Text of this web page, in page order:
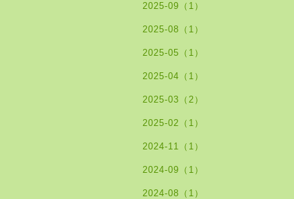
2025-09（1）
2025-08（1）
2025-05（1）
2025-04（1）
2025-03（2）
2025-02（1）
2024-11（1）
2024-09（1）
2024-08（1）